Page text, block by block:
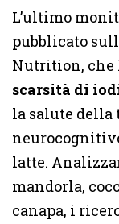
L’ultimo
pubblicato
Nutrition, che
scarsità di
la salute della
latte.
mandorla,
canapa, i